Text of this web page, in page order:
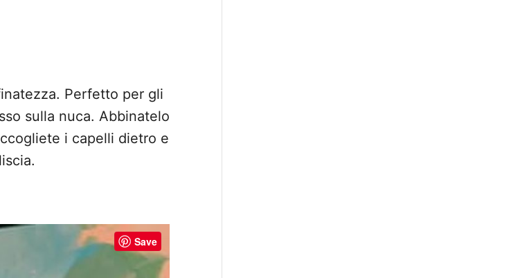
Perfetto per gli
sulla nuca. Abbinatelo
i capelli dietro e
Save